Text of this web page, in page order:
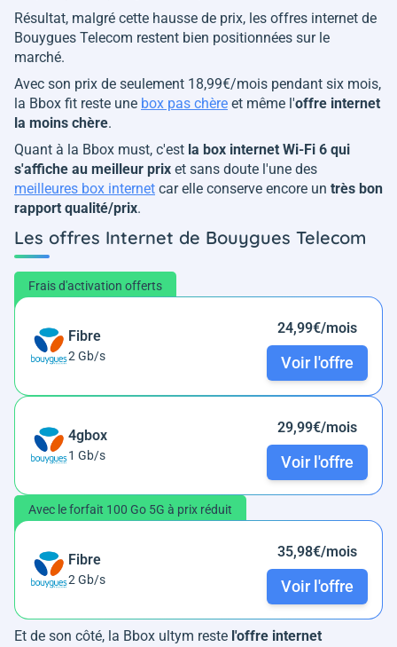
Résultat, malgré cette hausse de prix, les offres internet de
Bouygues Telecom restent bien positionnées sur le
marché.
Avec son prix de seulement 18,99€/mois pendant six mois,
la Bbox fit reste une box pas chère et même l'offre internet
la moins chère.
Quant à la Bbox must, c'est la box internet Wi-Fi 6 qui
s'affiche au meilleur prix et sans doute l'une des
meilleures box internet car elle conserve encore un très bon
rapport qualité/prix.
Les offres Internet de Bouygues Telecom
Frais d'activation offerts
Fibre
2 Gb/s
24,99€/mois
Voir l'offre
4gbox
1 Gb/s
29,99€/mois
Voir l'offre
Avec le forfait 100 Go 5G à prix réduit
Fibre
2 Gb/s
35,98€/mois
Voir l'offre
Et de son côté, la Bbox ultym reste l'offre internet